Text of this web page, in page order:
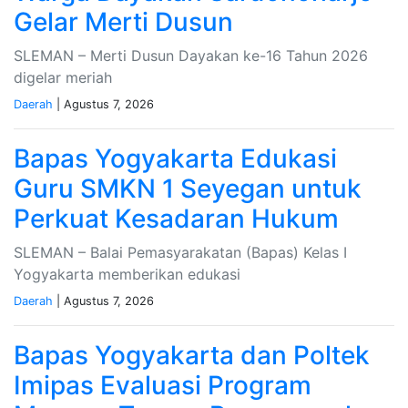
Gelar Merti Dusun
SLEMAN – Merti Dusun Dayakan ke-16 Tahun 2026
digelar meriah
Daerah | Agustus 7, 2026
Bapas Yogyakarta Edukasi
Guru SMKN 1 Seyegan untuk
Perkuat Kesadaran Hukum
SLEMAN – Balai Pemasyarakatan (Bapas) Kelas I
Yogyakarta memberikan edukasi
Daerah | Agustus 7, 2026
Bapas Yogyakarta dan Poltek
Imipas Evaluasi Program